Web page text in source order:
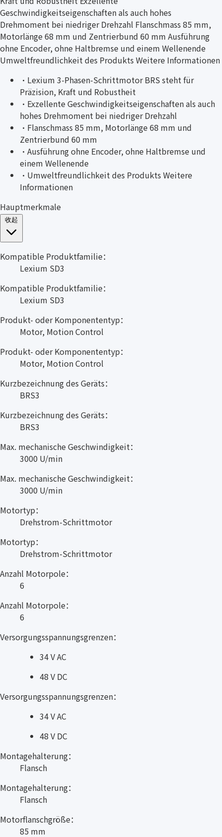
Geschwindigkeitseigenschaften als auch hohes
Drehmoment bei niedriger Drehzahl Flanschmass 85 mm,
Motorlänge 68 mm und Zentrierbund 60 mm Ausführung
ohne Encoder, ohne Haltbremse und einem Wellenende
Umweltfreundlichkeit des Produkts Weitere Informationen
· Lexium 3-Phasen-Schrittmotor BRS steht für
Präzision, Kraft und Robustheit
· Exzellente Geschwindigkeitseigenschaften als auch
hohes Drehmoment bei niedriger Drehzahl
· Flanschmass 85 mm, Motorlänge 68 mm und
Zentrierbund 60 mm
· Ausführung ohne Encoder, ohne Haltbremse und
einem Wellenende
· Umweltfreundlichkeit des Produkts Weitere
Informationen
Hauptmerkmale
Kompatible Produktfamilie：
Lexium SD3
Kompatible Produktfamilie：
Lexium SD3
Produkt- oder Komponententyp：
Motor, Motion Control
Produkt- oder Komponententyp：
Motor, Motion Control
Kurzbezeichnung des Geräts：
BRS3
Kurzbezeichnung des Geräts：
BRS3
Max. mechanische Geschwindigkeit：
3000 U/min
Max. mechanische Geschwindigkeit：
3000 U/min
Motortyp：
Drehstrom-Schrittmotor
Motortyp：
Drehstrom-Schrittmotor
Anzahl Motorpole：
6
Anzahl Motorpole：
6
Versorgungsspannungsgrenzen：
34 V AC
48 V DC
Versorgungsspannungsgrenzen：
34 V AC
48 V DC
Montagehalterung：
Flansch
Montagehalterung：
Flansch
Motorflanschgröße：
85 mm